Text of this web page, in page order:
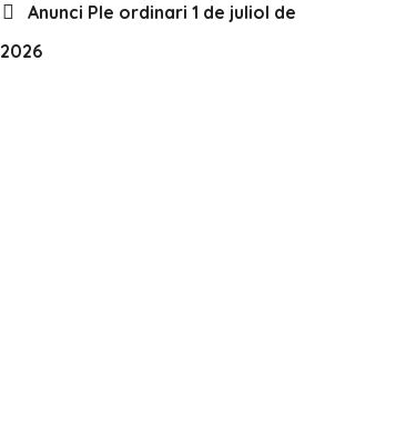
Anunci Ple ordinari 1 de juliol de
2026